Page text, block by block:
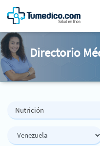
Directorio
Nutrición